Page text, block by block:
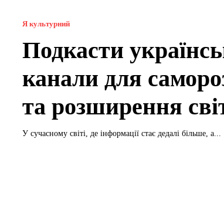
Я культурний
Подкасти
канали для
та розширення
У сучасному світі, де інформації стає дедалі більше, а...